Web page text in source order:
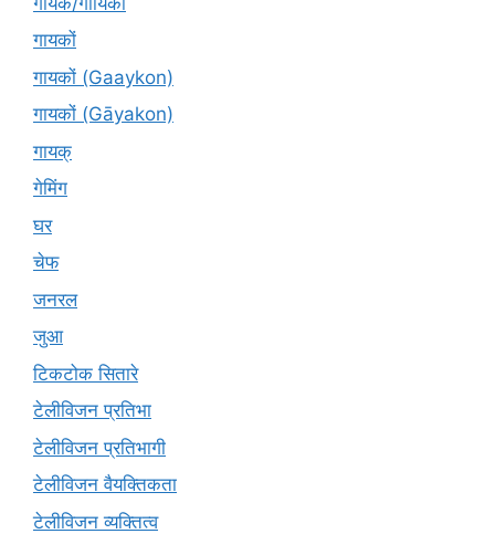
गायकों
गायकों (Gaaykon)
गायकों (Gāyakon)
गायक्
गेमिंग
घर
चेफ
जनरल
जुआ
टिकटोक सितारे
टेलीविजन प्रतिभा
टेलीविजन प्रतिभागी
टेलीविजन वैयक्तिकता
टेलीविजन व्यक्तित्व